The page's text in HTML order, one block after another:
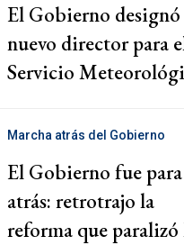
El Gobierno
nuevo director para
Servicio
Marcha atrás del Gobierno
El Gobierno fue para
atrás: retrotrajo la
reforma que paralizó